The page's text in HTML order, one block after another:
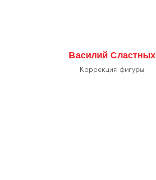
Василий Сластных
Коррекция фигуры